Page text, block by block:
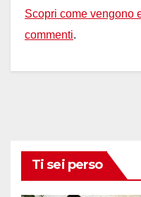
Scopri come vengono
commenti.
Ti sei perso